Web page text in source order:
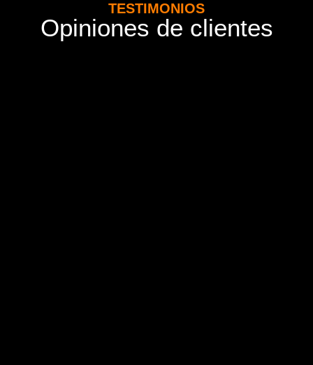
TESTIMONIOS
Opiniones de clientes